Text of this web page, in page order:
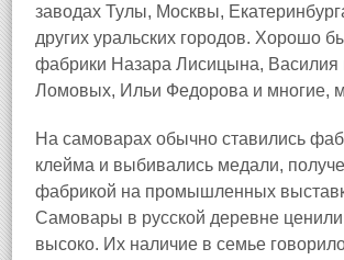
заводах Тулы, Москвы,
других уральских городов. Хорошо
фабрики Назара Лисицына, Василия
Ломовых, Ильи Федорова и многие,
На самоварах обычно ставились
клейма и выбивались медали,
фабрикой на промышленных
Самовары в русской деревне
высоко. Их наличие в семье